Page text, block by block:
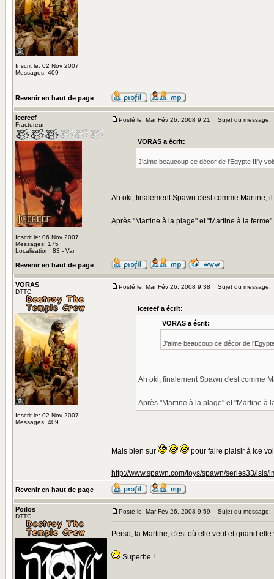
Inscrit le: 02 Nov 2007
Messages: 409
Revenir en haut de page
Icereef
Fractureur
Inscrit le: 06 Nov 2007
Messages: 175
Localisation: 83 - Var
Posté le: Mar Fév 26, 2008 9:21 Sujet du message:
VORAS a écrit:
J'aime beaucoup ce décor de l'Egypte !!j'y
Ah oki, finalement Spawn c'est comme Martine,
Après "Martine à la plage" et "Martine à la
Revenir en haut de page
VORAS
DTTC
Inscrit le: 02 Nov 2007
Messages: 409
Posté le: Mar Fév 26, 2008 9:38 Sujet du message:
Icereef a écrit:
VORAS a écrit:
J'aime beaucoup ce décor de
Ah oki, finalement Spawn c'est comme
Après "Martine à la plage" et "Martine à
Mais bien sur pour faire plaisir à Ice
http://www.spawn.com/toys/spawn/series33/
Revenir en haut de page
Poilos
DTTC
Posté le: Mar Fév 26, 2008 9:59 Sujet du message:
Perso, la Martine, c'est où elle veut et quand
Superbe !